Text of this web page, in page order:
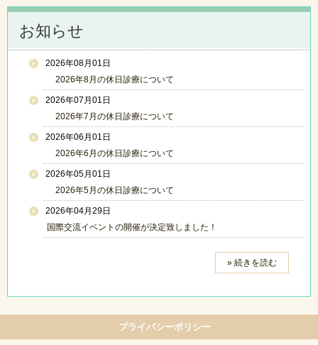
お知らせ
2026年08月01日
2026年8月の休日診療について
2026年07月01日
2026年7月の休日診療について
2026年06月01日
2026年6月の休日診療について
2026年05月01日
2026年5月の休日診療について
2026年04月29日
国際交流イベントの開催が決定致しました！
» 続きを読む
プライバシーポリシー